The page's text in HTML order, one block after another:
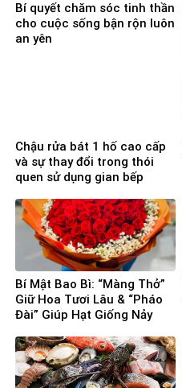
Bí quyết chăm sóc tinh thần
cho cuộc sống bận rộn luôn
an yên
Chậu rửa bát 1 hố cao cấp
và sự thay đổi trong thói
quen sử dụng gian bếp
Bí Mật Bao Bì: “Màng Thở”
Giữ Hoa Tươi Lâu & “Pháo
Đài” Giúp Hạt Giống Nảy